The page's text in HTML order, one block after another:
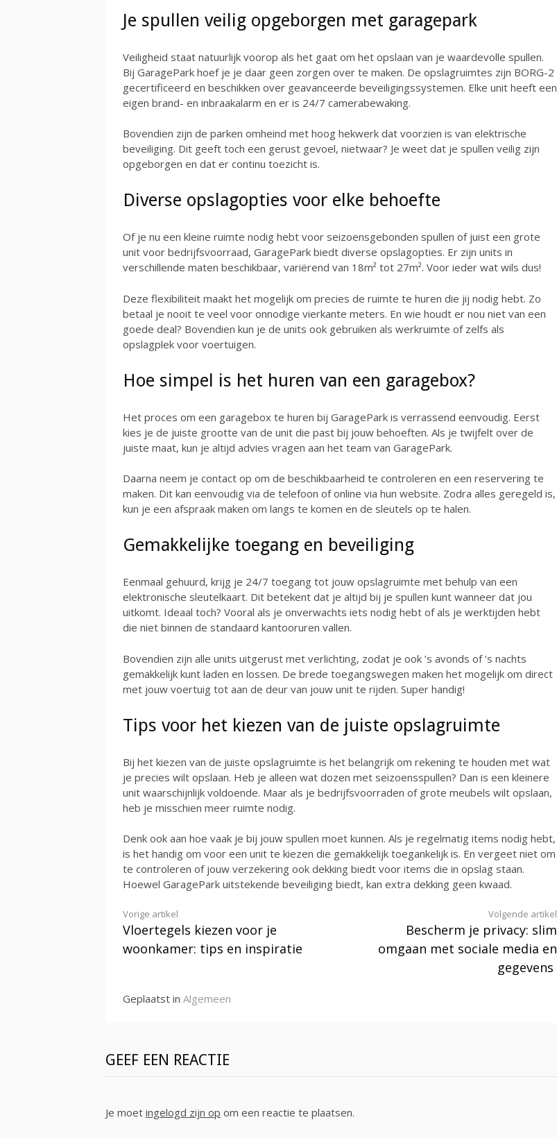
Je spullen veilig opgeborgen met garagepark
Veiligheid staat natuurlijk voorop als het gaat om het opslaan van je waardevolle spullen.
Bij GaragePark hoef je je daar geen zorgen over te maken. De opslagruimtes zijn BORG-2
gecertificeerd en beschikken over geavanceerde beveiligingssystemen. Elke unit heeft een
eigen brand- en inbraakalarm en er is 24/7 camerabewaking.
Bovendien zijn de parken omheind met hoog hekwerk dat voorzien is van elektrische
beveiliging. Dit geeft toch een gerust gevoel, nietwaar? Je weet dat je spullen veilig zijn
opgeborgen en dat er continu toezicht is.
Diverse opslagopties voor elke behoefte
Of je nu een kleine ruimte nodig hebt voor seizoensgebonden spullen of juist een grote
unit voor bedrijfsvoorraad, GaragePark biedt diverse opslagopties. Er zijn units in
verschillende maten beschikbaar, variërend van 18m² tot 27m². Voor ieder wat wils dus!
Deze flexibiliteit maakt het mogelijk om precies de ruimte te huren die jij nodig hebt. Zo
betaal je nooit te veel voor onnodige vierkante meters. En wie houdt er nou niet van een
goede deal? Bovendien kun je de units ook gebruiken als werkruimte of zelfs als
opslagplek voor voertuigen.
Hoe simpel is het huren van een garagebox?
Het proces om een garagebox te huren bij GaragePark is verrassend eenvoudig. Eerst
kies je de juiste grootte van de unit die past bij jouw behoeften. Als je twijfelt over de
juiste maat, kun je altijd advies vragen aan het team van GaragePark.
Daarna neem je contact op om de beschikbaarheid te controleren en een reservering te
maken. Dit kan eenvoudig via de telefoon of online via hun website. Zodra alles geregeld is,
kun je een afspraak maken om langs te komen en de sleutels op te halen.
Gemakkelijke toegang en beveiliging
Eenmaal gehuurd, krijg je 24/7 toegang tot jouw opslagruimte met behulp van een
elektronische sleutelkaart. Dit betekent dat je altijd bij je spullen kunt wanneer dat jou
uitkomt. Ideaal toch? Vooral als je onverwachts iets nodig hebt of als je werktijden hebt
die niet binnen de standaard kantooruren vallen.
Bovendien zijn alle units uitgerust met verlichting, zodat je ook ’s avonds of ’s nachts
gemakkelijk kunt laden en lossen. De brede toegangswegen maken het mogelijk om direct
met jouw voertuig tot aan de deur van jouw unit te rijden. Super handig!
Tips voor het kiezen van de juiste opslagruimte
Bij het kiezen van de juiste opslagruimte is het belangrijk om rekening te houden met wat
je precies wilt opslaan. Heb je alleen wat dozen met seizoensspullen? Dan is een kleinere
unit waarschijnlijk voldoende. Maar als je bedrijfsvoorraden of grote meubels wilt opslaan,
heb je misschien meer ruimte nodig.
Denk ook aan hoe vaak je bij jouw spullen moet kunnen. Als je regelmatig items nodig hebt,
is het handig om voor een unit te kiezen die gemakkelijk toegankelijk is. En vergeet niet om
te controleren of jouw verzekering ook dekking biedt voor items die in opslag staan.
Hoewel GaragePark uitstekende beveiliging biedt, kan extra dekking geen kwaad.
Verder
lezen
Vorige artikel
Vloertegels kiezen voor je
woonkamer: tips en inspiratie
Volgende artikel
Bescherm je privacy: slim
omgaan met sociale media en
gegevens
Geplaatst in Algemeen
GEEF EEN REACTIE
Je moet ingelogd zijn op om een reactie te plaatsen.